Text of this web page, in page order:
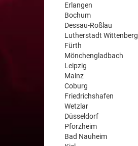
Erlangen
Bochum
Dessau-Roßlau
Lutherstadt Wittenberg
Fürth
Mönchengladbach
Leipzig
Mainz
Coburg
Friedrichshafen
Wetzlar
Düsseldorf
Pforzheim
Bad Nauheim